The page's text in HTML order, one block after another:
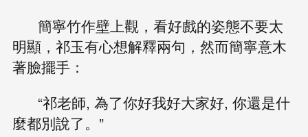
簡寧竹作壁上觀，看好戲的姿態不要太
明顯，祁玉有心想解釋兩句，然而簡寧意木
著臉擺手：
“祁老師, 為了你好我好大家好, 你還是什
麼都別說了。”